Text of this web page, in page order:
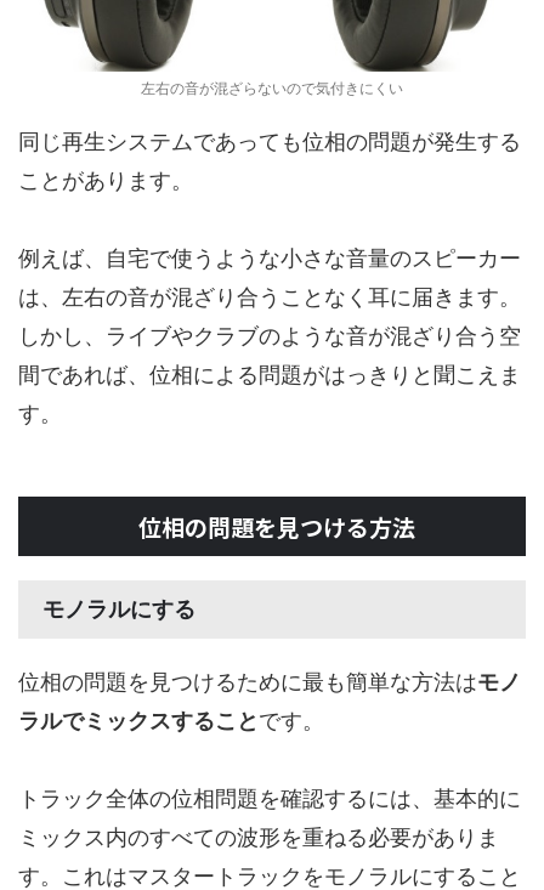
左右の音が混ざらないので気付きにくい
同じ再生システムであっても位相の問題が発生する
ことがあります。
例えば、自宅で使うような小さな音量のスピーカー
は、左右の音が混ざり合うことなく耳に届きます。
しかし、ライブやクラブのような音が混ざり合う空
間であれば、位相による問題がはっきりと聞こえま
す。
位相の問題を見つける方法
モノラルにする
位相の問題を見つけるために最も簡単な方法はモノ
ラルでミックスすることです。
トラック全体の位相問題を確認するには、基本的に
ミックス内のすべての波形を重ねる必要がありま
す。これはマスタートラックをモノラルにすること